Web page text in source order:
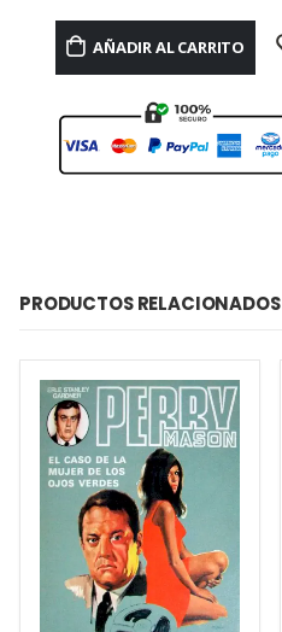
AÑADIR AL CARRITO
PRODUCTOS RELACIONADOS